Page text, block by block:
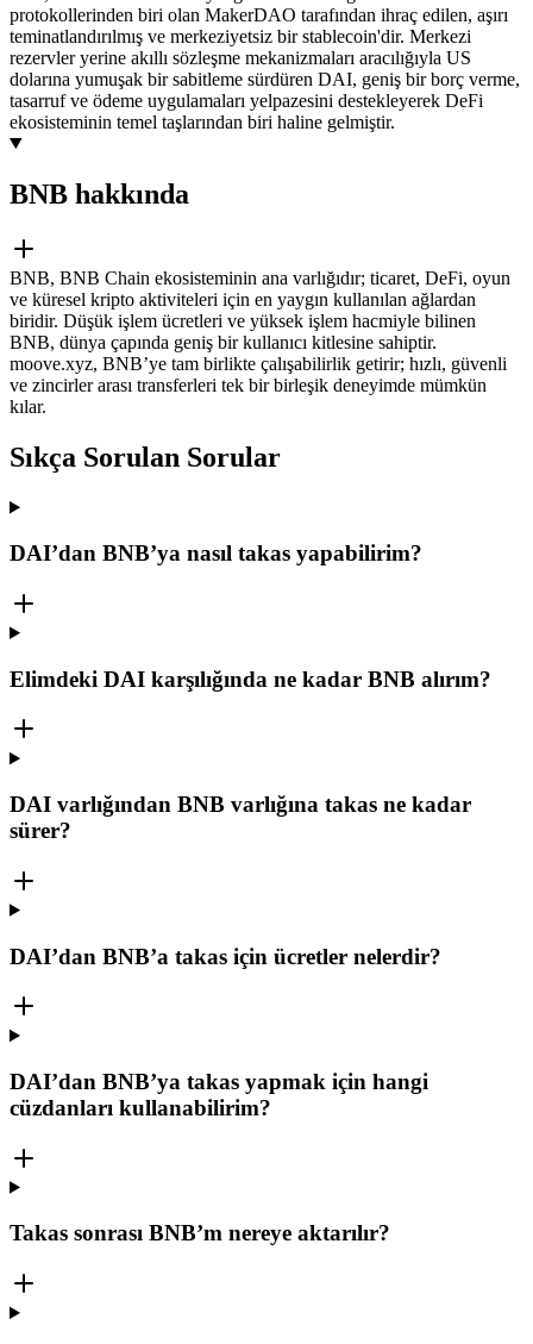
protokollerinden biri olan MakerDAO tarafından ihraç edilen, aşırı
teminatlandırılmış ve merkeziyetsiz bir stablecoin'dir. Merkezi
rezervler yerine akıllı sözleşme mekanizmaları aracılığıyla US
dolarına yumuşak bir sabitleme sürdüren DAI, geniş bir borç verme,
tasarruf ve ödeme uygulamaları yelpazesini destekleyerek DeFi
ekosisteminin temel taşlarından biri haline gelmiştir.
BNB hakkında
BNB, BNB Chain ekosisteminin ana varlığıdır; ticaret, DeFi, oyun
ve küresel kripto aktiviteleri için en yaygın kullanılan ağlardan
biridir. Düşük işlem ücretleri ve yüksek işlem hacmiyle bilinen
BNB, dünya çapında geniş bir kullanıcı kitlesine sahiptir.
moove.xyz, BNB’ye tam birlikte çalışabilirlik getirir; hızlı, güvenli
ve zincirler arası transferleri tek bir birleşik deneyimde mümkün
kılar.
Sıkça Sorulan Sorular
DAI’dan BNB’ya nasıl takas yapabilirim?
Elimdeki DAI karşılığında ne kadar BNB alırım?
DAI varlığından BNB varlığına takas ne kadar
sürer?
DAI’dan BNB’a takas için ücretler nelerdir?
DAI’dan BNB’ya takas yapmak için hangi
cüzdanları kullanabilirim?
Takas sonrası BNB’m nereye aktarılır?